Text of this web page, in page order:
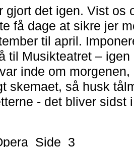
gjort det igen. Vist os
få dage at sikre jer
til april.
til Musikteatret –
inde om
skemaet, så husk
- det bliver sidst